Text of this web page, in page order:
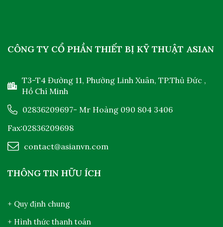
CÔNG TY CỔ PHẦN THIẾT BỊ KỸ THUẬT ASIAN
T3-T4 Đường 11, Phường Linh Xuân, TP.Thủ Đức ,
Hồ Chí Minh
02836209697- Mr Hoàng 090 804 3406
Fax:02836209698
contact@asianvn.com
THÔNG TIN HỮU ÍCH
+ Quy định chung
+ Hình thức thanh toán